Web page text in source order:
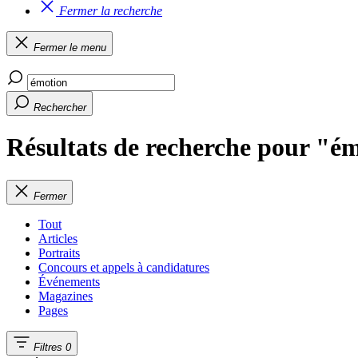
Fermer la recherche
Fermer le menu
Rechercher
Résultats de recherche pour
Fermer
Tout
Articles
Portraits
Concours et appels à candidatures
Événements
Magazines
Pages
Filtres 0